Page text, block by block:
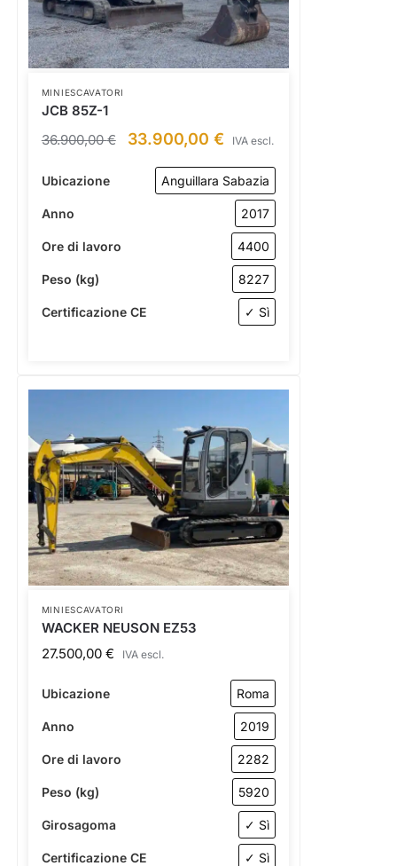
MINIESCAVATORI
JCB 85Z-1
36.900,00€ 33.900,00 € IVA escl.
Ubicazione Anguillara Sabazia
Anno 2017
Ore di lavoro 4400
Peso (kg) 8227
Certificazione CE ✓ Sì
MINIESCAVATORI
WACKER NEUSON EZ53
27.500,00 € IVA escl.
Ubicazione Roma
Anno 2019
Ore di lavoro 2282
Peso (kg) 5920
Girosagoma ✓ Sì
Certificazione CE ✓ Sì